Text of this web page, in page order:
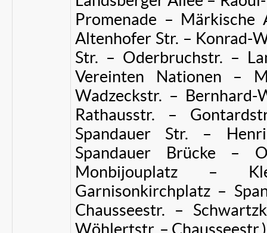
Promenade – Märkische
Altenhofer Str. – Konrad-
Str. – Oderbruchstr. –
Vereinten Nationen –
Wadzeckstr. – Bernhard-
Rathausstr. –
Spandauer Str. –
Spandauer Brücke –
Monbijouplatz –
Garnisonkirchplatz –
Chausseestr. –
Wöhlertstr. – Chausseestr.)